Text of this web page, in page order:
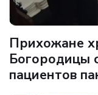
Прихожане
Богородицы
пациентов